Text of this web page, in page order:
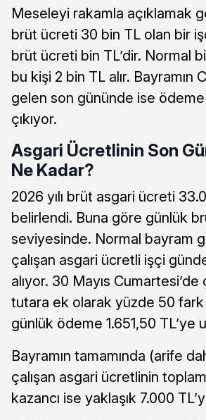
Meseleyi rakamla açıklamak
brüt ücreti 30 bin TL olan bir
brüt ücreti bin TL’dir. Normal
bu kişi 2 bin TL alır. Bayramın
gelen son gününde ise ödeme
çıkıyor.
Asgari Ücretlinin Son
Ne Kadar?
2026 yılı brüt asgari ücreti
belirlendi. Buna göre günlük
seviyesinde. Normal bayram
çalışan asgari ücretli işçi
alıyor. 30 Mayıs Cumartesi’de
tutara ek olarak yüzde 50 fark
günlük ödeme 1.651,50 TL’ye
Bayramın tamamında (arife
çalışan asgari ücretlinin
kazancı ise yaklaşık 7.000